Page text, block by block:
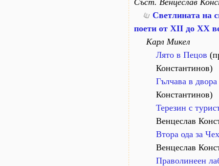
Съст. Венцеслав
Светлината на
поети от XII до XX
Карл Микел
Лято в Пецов
Константинов)
Гълчава в двора
Константинов)
Терезин с
Венцеслав
Втора ода за
Венцеслав
Праволинеен